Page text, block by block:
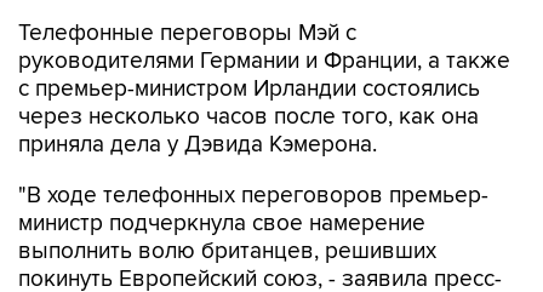
Телефонные переговоры Мэй с
руководителями Германии и Франции, а также
с премьер-министром Ирландии состоялись
через несколько часов после того, как она
приняла дела у Дэвида Кэмерона.
"В ходе телефонных переговоров премьер-
министр подчеркнула свое намерение
выполнить волю британцев, решивших
покинуть Европейский союз, - заявила пресс-